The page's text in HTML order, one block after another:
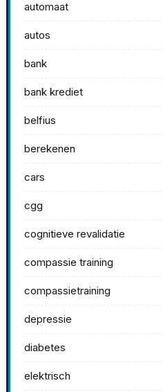
automaat
autos
bank
bank krediet
belfius
berekenen
cars
cgg
cognitieve revalidatie
compassie training
compassietraining
depressie
diabetes
elektrisch